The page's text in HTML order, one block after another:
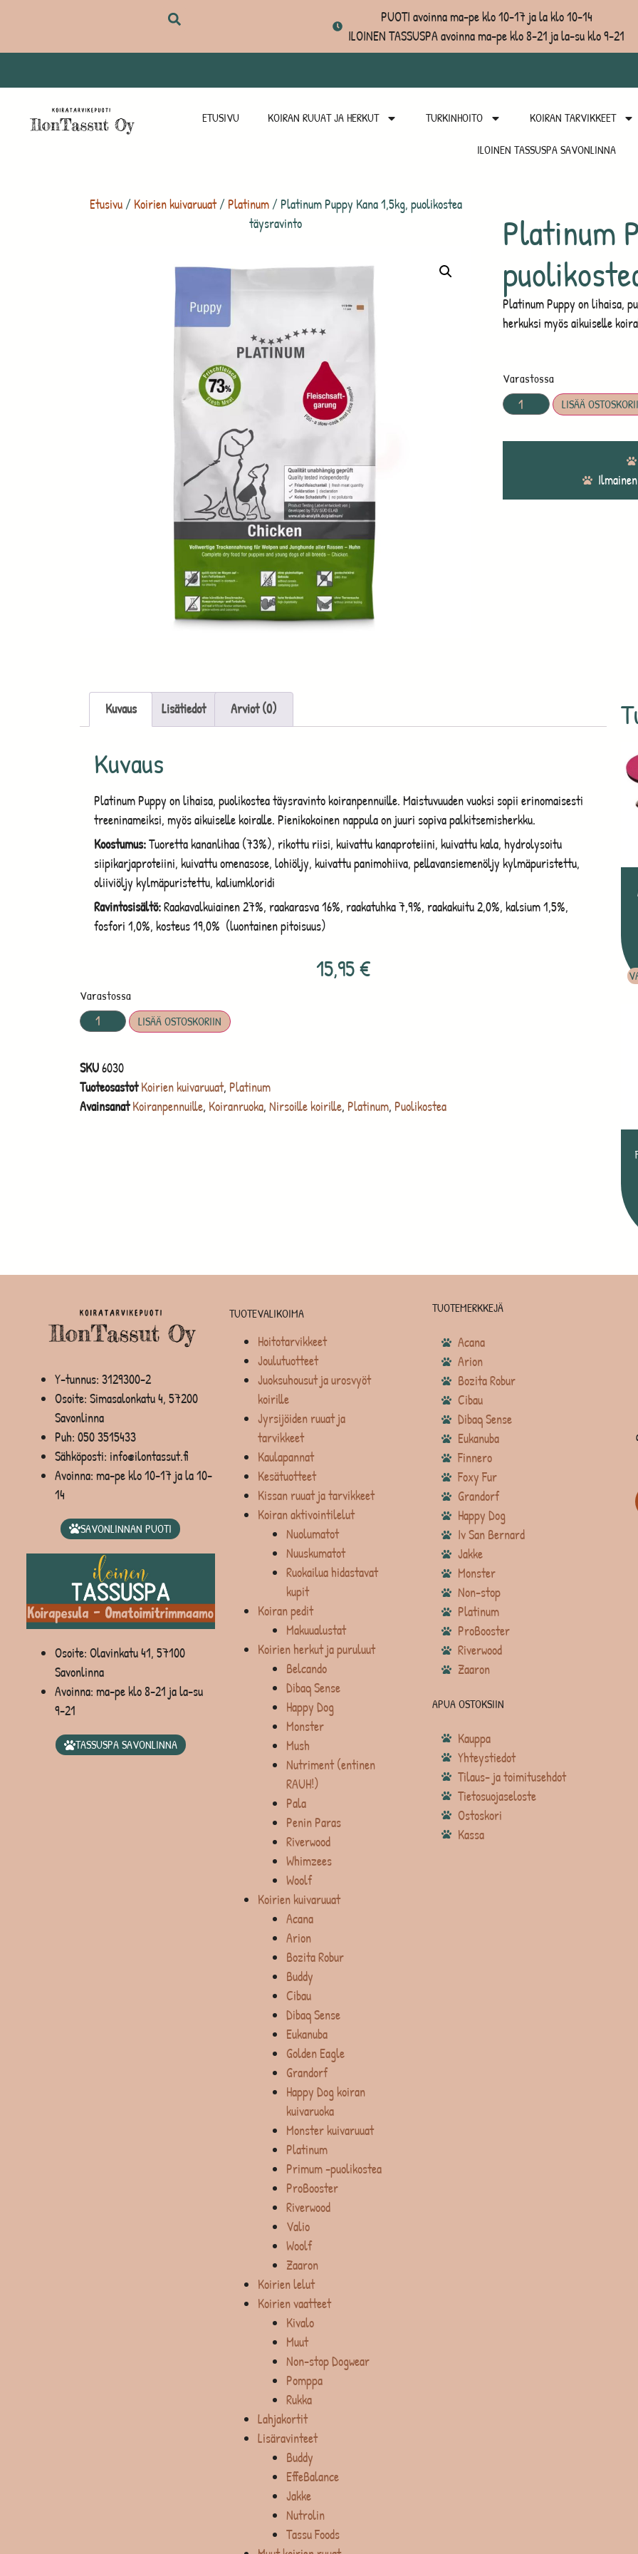
PUOTI avoinna ma-pe klo 10-17 ja la klo 10-14
ILOINEN TASSUSPA avoinna ma-pe klo 8-21 ja la-su klo 9-21
ETUSIVU KOIRAN RUUAT JA HERKUT TURKINHOITO KOIRAN TARVIKKEET
ILOINEN TASSUSPA SAVONLINNA
Etusivu/Koirien kuivaruuat/ Platinum/ Platinum Puppy Kana 1,5kg, puolikostea
täysravinto
Platinum
Platinum Puppy on lihaisa,
herkuksi myös aikuiselle
Varastossa
LISÄÄ
Kuvaus Lisätiedot Arviot (0)
Kuvaus
Platinum Puppy on lihaisa, puolikostea täysravinto koiranpennuille. Maistuvuuden vuoksi sopii erinomaisesti
treeninameiksi, myös aikuiselle koiralle. Pienikokoinen nappula on juuri sopiva palkitsemisherkku.
Koostumus:Tuoretta kananlihaa (73%), rikottu riisi, kuivattu kanaproteiini, kuivattu kala, hydrolysoitu
siipikarjaproteiini, kuivattu omenasose, lohiöljy, kuivattu panimohiiva, pellavansiemenöljy kylmäpuristettu,
oliiviöljy kylmäpuristettu, kaliumkloridi
Ravintosisältö:Raakavalkuiainen 27%, raakarasva 16%, raakatuhka 7,9%, raakakuitu 2,0%, kalsium 1,5%,
fosfori 1,0%, kosteus 19,0% (luontainen pitoisuus)
15,95€
Varastossa
LISÄÄ OSTOSKORIIN
SKU6030
Tuoteosastot Koirien kuivaruuat, Platinum
Avainsanat Koiranpennuille, Koiranruoka, Nirsoille koirille, Platinum, Puolikostea
Y-tunnus: 3129300-2
Osoite: Simasalonkatu 4, 57200
Savonlinna
Puh: 050 3515433
Sähköposti: info@ilontassut.fi
Avoinna: ma-pe klo 10-17 ja la 10-
14
SAVONLINNAN PUOTI
Osoite: Olavinkatu 41, 57100
Savonlinna
Avoinna: ma-pe klo 8-21 ja la-su
9-21
TASSUSPA SAVONLINNA
TUOTEVALIKOIMA
Hoitotarvikkeet
Joulutuotteet
Juoksuhousut ja urosvyöt
koirille
Jyrsijöiden ruuat ja
tarvikkeet
Kaulapannat
Kesätuotteet
Kissan ruuat ja tarvikkeet
Koiran aktivointilelut
Nuolumatot
Nuuskumatot
Ruokailua hidastavat
kupit
Koiran pedit
Makuualustat
Koirien herkut ja puruluut
Belcando
Dibaq Sense
Happy Dog
Monster
Mush
Nutriment (entinen
RAUH!)
Pala
Penin Paras
Riverwood
Whimzees
Woolf
Koirien kuivaruuat
Acana
Arion
Bozita Robur
Buddy
Cibau
Dibaq Sense
Eukanuba
Golden Eagle
Grandorf
Happy Dog koiran
kuivaruoka
Monster kuivaruuat
Platinum
Primum -puolikostea
ProBooster
Riverwood
Valio
Woolf
Zaaron
Koirien lelut
Koirien vaatteet
Kivalo
Muut
Non-stop Dogwear
Pomppa
Rukka
Lahjakortit
Lisäravinteet
Buddy
EffeBalance
Jakke
Nutrolin
Tassu Foods
TUOTEMERKKEJÄ
Acana
Arion
Bozita Robur
Cibau
Dibaq Sense
Eukanuba
Finnero
Foxy Fur
Grandorf
Happy Dog
Iv San Bernard
Jakke
Monster
Non-stop
Platinum
ProBooster
Riverwood
Zaaron
APUA OSTOKSIIN
Kauppa
Yhteystiedot
Tilaus- ja toimitusehdot
Tietosuojaseloste
Ostoskori
Kassa